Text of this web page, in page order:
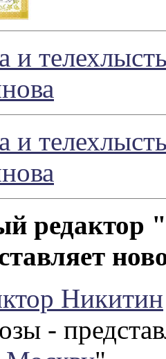
и
и
редактор
Никитин
-